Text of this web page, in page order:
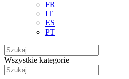
FR
IT
ES
PT
Wszystkie kategorie